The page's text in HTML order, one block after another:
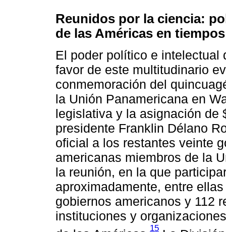
Reunidos por la ciencia:
de las Américas en
El poder político e
favor de este multitudinario
conmemoración del
la Unión Panamericana en
legislativa y la asignación de
presidente Franklin Délano
oficial a los restantes veinte
americanas miembros de la
la reunión, en la que
aproximadamente, entre
gobiernos americanos y 112
instituciones y
15